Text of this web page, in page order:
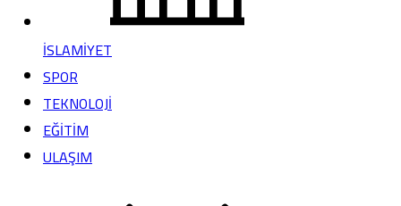
İSLAMİYET
SPOR
TEKNOLOJİ
EĞİTİM
ULAŞIM